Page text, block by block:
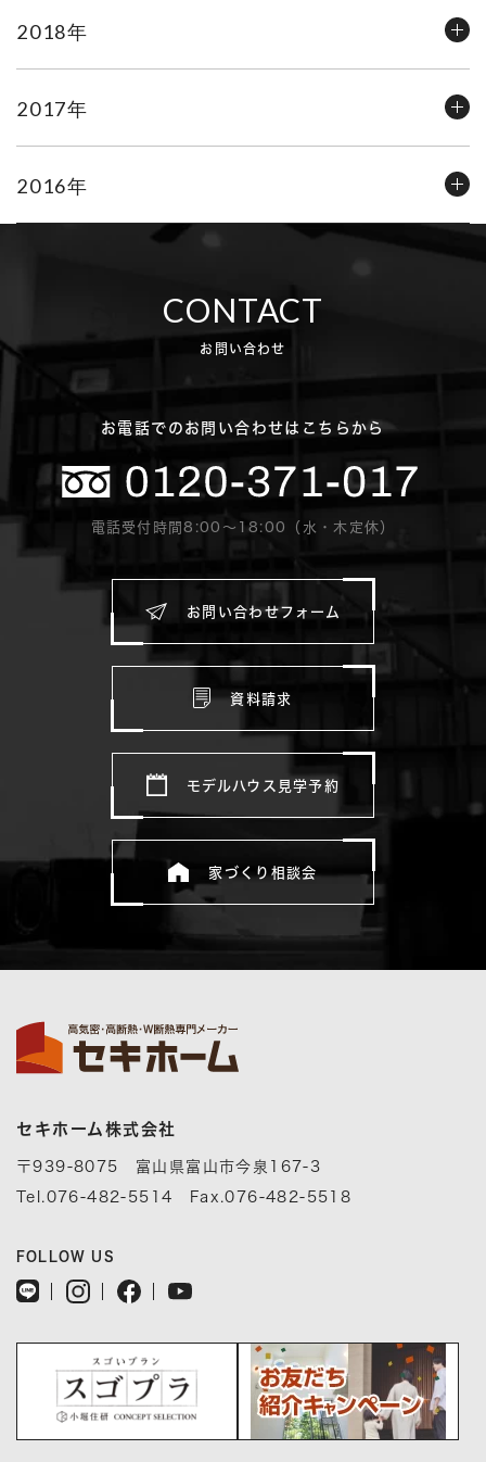
2018年
2017年
2016年
CONTACT
お問い合わせ
お電話でのお問い合わせはこちらから
電話受付時間8:00〜18:00（水・木定休）
お問い合わせフォーム
資料請求
モデルハウス見学予約
家づくり相談会
セキホーム株式会社
〒939-8075 富山県富山市今泉167-3
Tel.076-482-5514 Fax.076-482-5518
FOLLOW US